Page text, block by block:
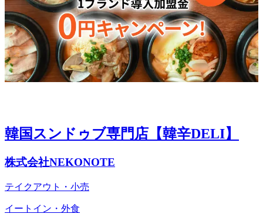
韓国スンドゥブ専門店【韓辛DELI】
株式会社NEKONOTE
テイクアウト・小売
イートイン・外食